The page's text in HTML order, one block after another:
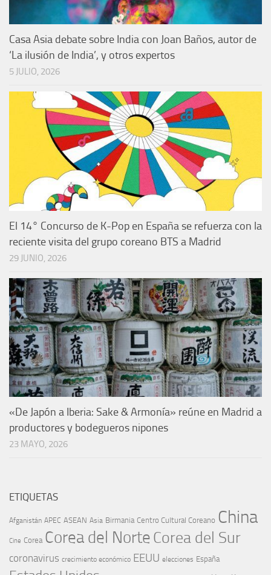
Casa Asia debate sobre India con Joan Baños, autor de
‘La ilusión de India’, y otros expertos
5 JULIO, 2026
El 14° Concurso de K-Pop en España se refuerza con la
reciente visita del grupo coreano BTS a Madrid
29 JUNIO, 2026
«De Japón a Iberia: Sake & Armonía» reúne en Madrid a
productores y bodegueros nipones
23 MAYO, 2026
ETIQUETAS
Afganistán APEC ASEAN Asia Birmania Centro Cultural Coreano China
Cine Corea Corea del NorteCorea del Sur
coronavirus crecimiento económico EEUU elecciones España